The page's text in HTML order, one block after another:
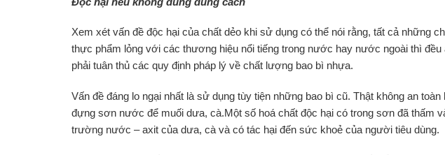
Xem xét vấn đề độc hại của chất dẻo khi sử dụng có thể nói rằng, tất cả những
thực phẩm lỏng với các thương hiệu nổi tiếng trong nước hay nước ngoài thì đều
phải tuân thủ các quy định pháp lý về chất lượng bao bì nhựa.
Vấn đề đáng lo ngại nhất là sử dụng tùy tiện những bao bì cũ. Thật không an
đựng sơn nước để muối dưa, cà.Một số hoá chất độc hại có trong sơn đã thấm
trường nước – axit của dưa, cà và có tác hại đến sức khoẻ của người tiêu dùng.